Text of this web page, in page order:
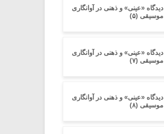
دیدگاه «عینی» و ذهنی در آوانگاری
موسیقی (۵)
دیدگاه «عینی» و ذهنی در آوانگاری
موسیقی (۷)
دیدگاه «عینی» و ذهنی در آوانگاری
موسیقی (۸)